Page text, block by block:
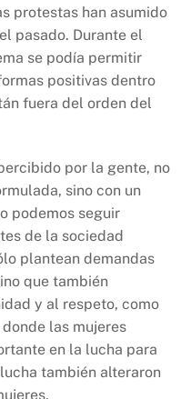
protestas han asumido
pasado. Durante el
se podía permitir
positivas dentro
fuera del orden del
por la gente, no
sino con un
podemos seguir
de la sociedad
plantean demandas
que también
y al respeto, como
las mujeres
en la lucha para
también alteraron